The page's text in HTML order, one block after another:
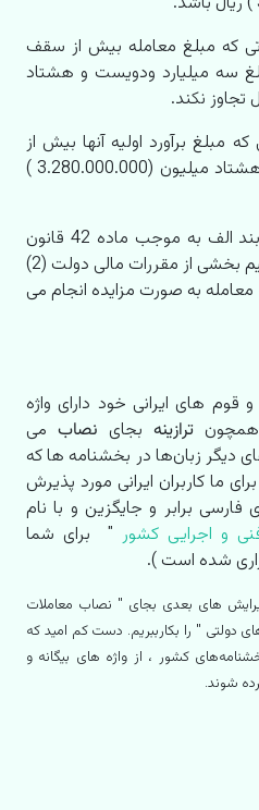
که مبلغ معامله بیش از سقف
سه ميليارد ودویست و هشتاد
تجاوز نکند.
مبلغ برآورد اولیه آنها بیش از
میلیون (‌ 3.280.000.000
)‌
ب- نصاب معاملات موضوع بند الف به موجب ماده 42 قانون
الحاق برخی مواد به قانون تنظیم بخشی از مقررات مالی دولت (2)
که معامله به صورت مزایده انجام می
قوم های ایرانی خود دارای واژه
همچون ترازینه بجای نصاب می
دیگر زبان‌ها در بخشنامه ها که
ما کاربران ایرانی مورد پذیرش
برابر و جایگزین و با نام
و اجرایی کشور " برای شما
شده است ).
های بعدی بجای " نصاب معاملات
دولتی " را بکارببریم. دست کم امید که
کشور ، از واژه های بیگانه و
شوند.